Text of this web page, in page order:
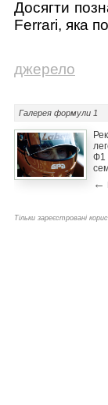
Досягти
Ferrari, яка
джерело
Галерея формули 1
←
Тільки зареєстровані